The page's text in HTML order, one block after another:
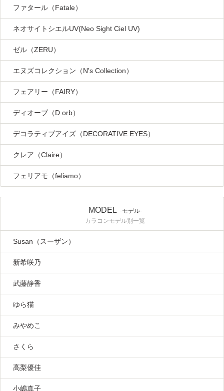
ファタール（Fatale）
ネオサイトシエルUV(Neo Sight Ciel UV)
ゼル（ZERU）
エヌズコレクション（N's Collection）
フェアリー（FAIRY）
ディオーブ（D orb）
デコラティブアイズ（DECORATIVE EYES）
クレア（Claire）
フェリアモ（feliamo）
MODEL -モデル-
カラコンモデル別一覧
Susan（スーザン）
新希咲乃
武藤静香
ゆら猫
みやめこ
さくら
高梨優佳
小嶋真子